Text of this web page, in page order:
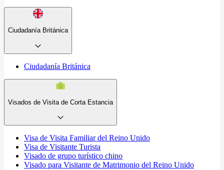
Ciudadanía Británica
Ciudadanía Británica
Visados de Visita de Corta Estancia
Visa de Visita Familiar del Reino Unido
Visa de Visitante Turista
Visado de grupo turístico chino
Visado para Visitante de Matrimonio del Reino Unido